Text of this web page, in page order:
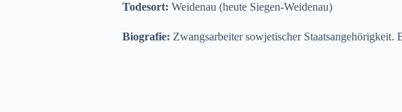
Todesort: Weidenau (heute Siegen-Weidenau)
Biografie: Zwangsarbeiter sowjetischer